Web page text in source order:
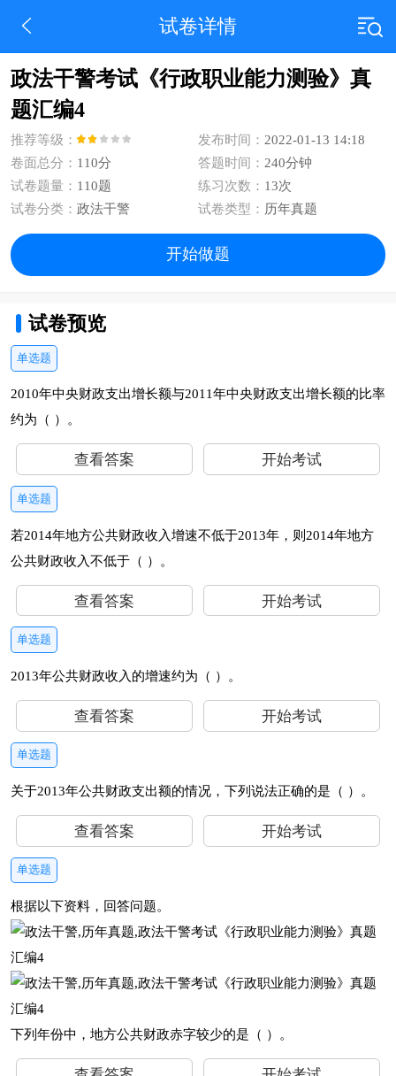
试卷详情
政法干警考试《行政职业能力测验》真
题汇编4
推荐等级： 发布时间： 2022-01-13 14:18
卷面总分： 110分 答题时间： 240分钟
试卷题量： 110题 练习次数： 13次
试卷分类： 政法干警 试卷类型： 历年真题
开始做题
试卷预览
单选题
2010年中央财政支出增长额与2011年中央财政支出增长额的比率
约为（ ）。
查看答案 开始考试
单选题
若2014年地方公共财政收入增速不低于2013年，则2014年地方
公共财政收入不低于（ ）。
查看答案 开始考试
单选题
2013年公共财政收入的增速约为（ ）。
查看答案 开始考试
单选题
关于2013年公共财政支出额的情况，下列说法正确的是（ ）。
查看答案 开始考试
单选题
根据以下资料，回答问题。
下列年份中，地方公共财政赤字较少的是（ ）。